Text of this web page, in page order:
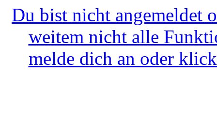
Du bist nicht angemeldet
weitem nicht alle
melde dich an oder